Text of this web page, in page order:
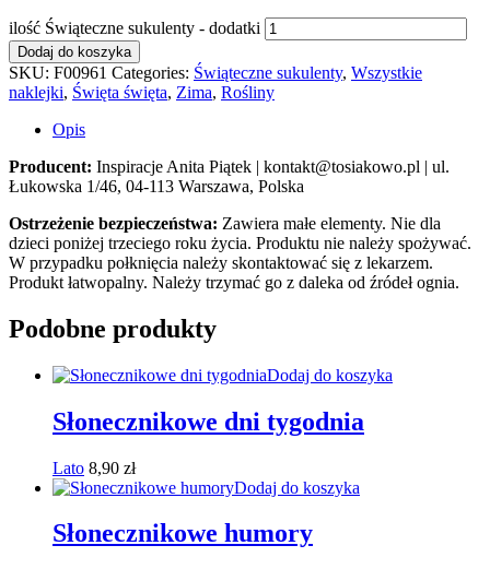
ilość Świąteczne sukulenty - dodatki
Dodaj do koszyka
SKU: F00961 Categories: Świąteczne sukulenty, Wszystkie
naklejki, Święta święta, Zima, Rośliny
Opis
Producent: Inspiracje Anita Piątek | kontakt@tosiakowo.pl | ul.
Łukowska 1/46, 04-113 Warszawa, Polska
Ostrzeżenie bezpieczeństwa: Zawiera małe elementy. Nie dla
dzieci poniżej trzeciego roku życia. Produktu nie należy spożywać.
W przypadku połknięcia należy skontaktować się z lekarzem.
Produkt łatwopalny. Należy trzymać go z daleka od źródeł ognia.
Podobne produkty
Dodaj do koszyka
Słonecznikowe dni tygodnia
Lato 8,90 zł
Dodaj do koszyka
Słonecznikowe humory